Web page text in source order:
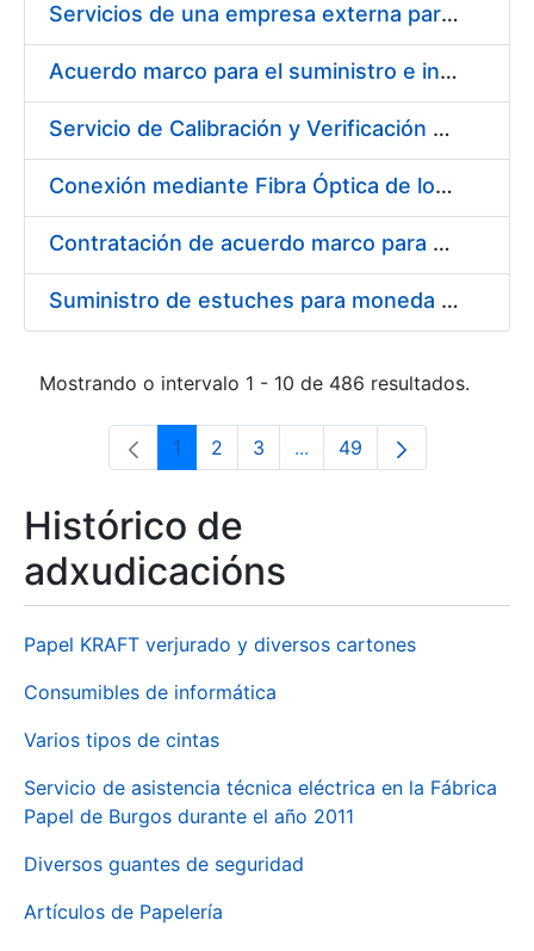
Servicios de una empresa externa para el asesoramiento y resolución de los recursos de alzada que se presentan relacionados con procesos de selección para la FNMT-RCM
Acuerdo marco para el suministro e instalación de persianas, estores y otros complementos
Servicio de Calibración y Verificación Externa de los Equipos de Medición del Servicio de Prevención de la FNMT-RCM
Conexión mediante Fibra Óptica de los Centros de Proceso de Datos (CPDs) de las sedes de la FNMT-RCM de Burgos y Madrid
Contratación de acuerdo marco para el Suministro de Material de Electricidad para la Fábrica Nacional de Moneda y Timbre-Real Casa de la Moneda en su centro de trabajo de Burgos
Suministro de estuches para moneda de 30 €
Mostrando o intervalo 1 - 10 de 486 resultados.
Páxina
1 Páxina
2 Páxina
3 ...Páxinas intermedias Use
Páxina
49
Histórico de
adxudicacións
Papel KRAFT verjurado y diversos cartones
Consumibles de informática
Varios tipos de cintas
Servicio de asistencia técnica eléctrica en la Fábrica
Papel de Burgos durante el año 2011
Diversos guantes de seguridad
Artículos de Papelería